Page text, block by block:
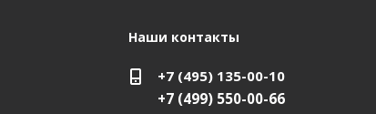
Наши контакты
+7 (495) 135-00-10
+7 (499) 550-00-66